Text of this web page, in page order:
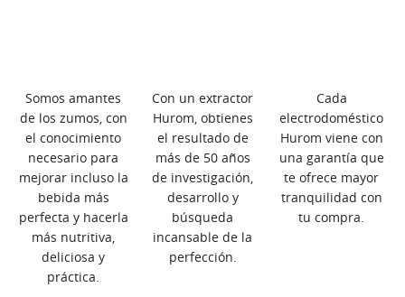
Somos amantes
de los zumos, con
el conocimiento
necesario para
mejorar incluso la
bebida más
perfecta y hacerla
más nutritiva,
deliciosa y
práctica.
Con un extractor
Hurom, obtienes
el resultado de
más de 50 años
de investigación,
desarrollo y
búsqueda
incansable de la
perfección.
Cada
electrodoméstico
Hurom viene con
una garantía que
te ofrece mayor
tranquilidad con
tu compra.